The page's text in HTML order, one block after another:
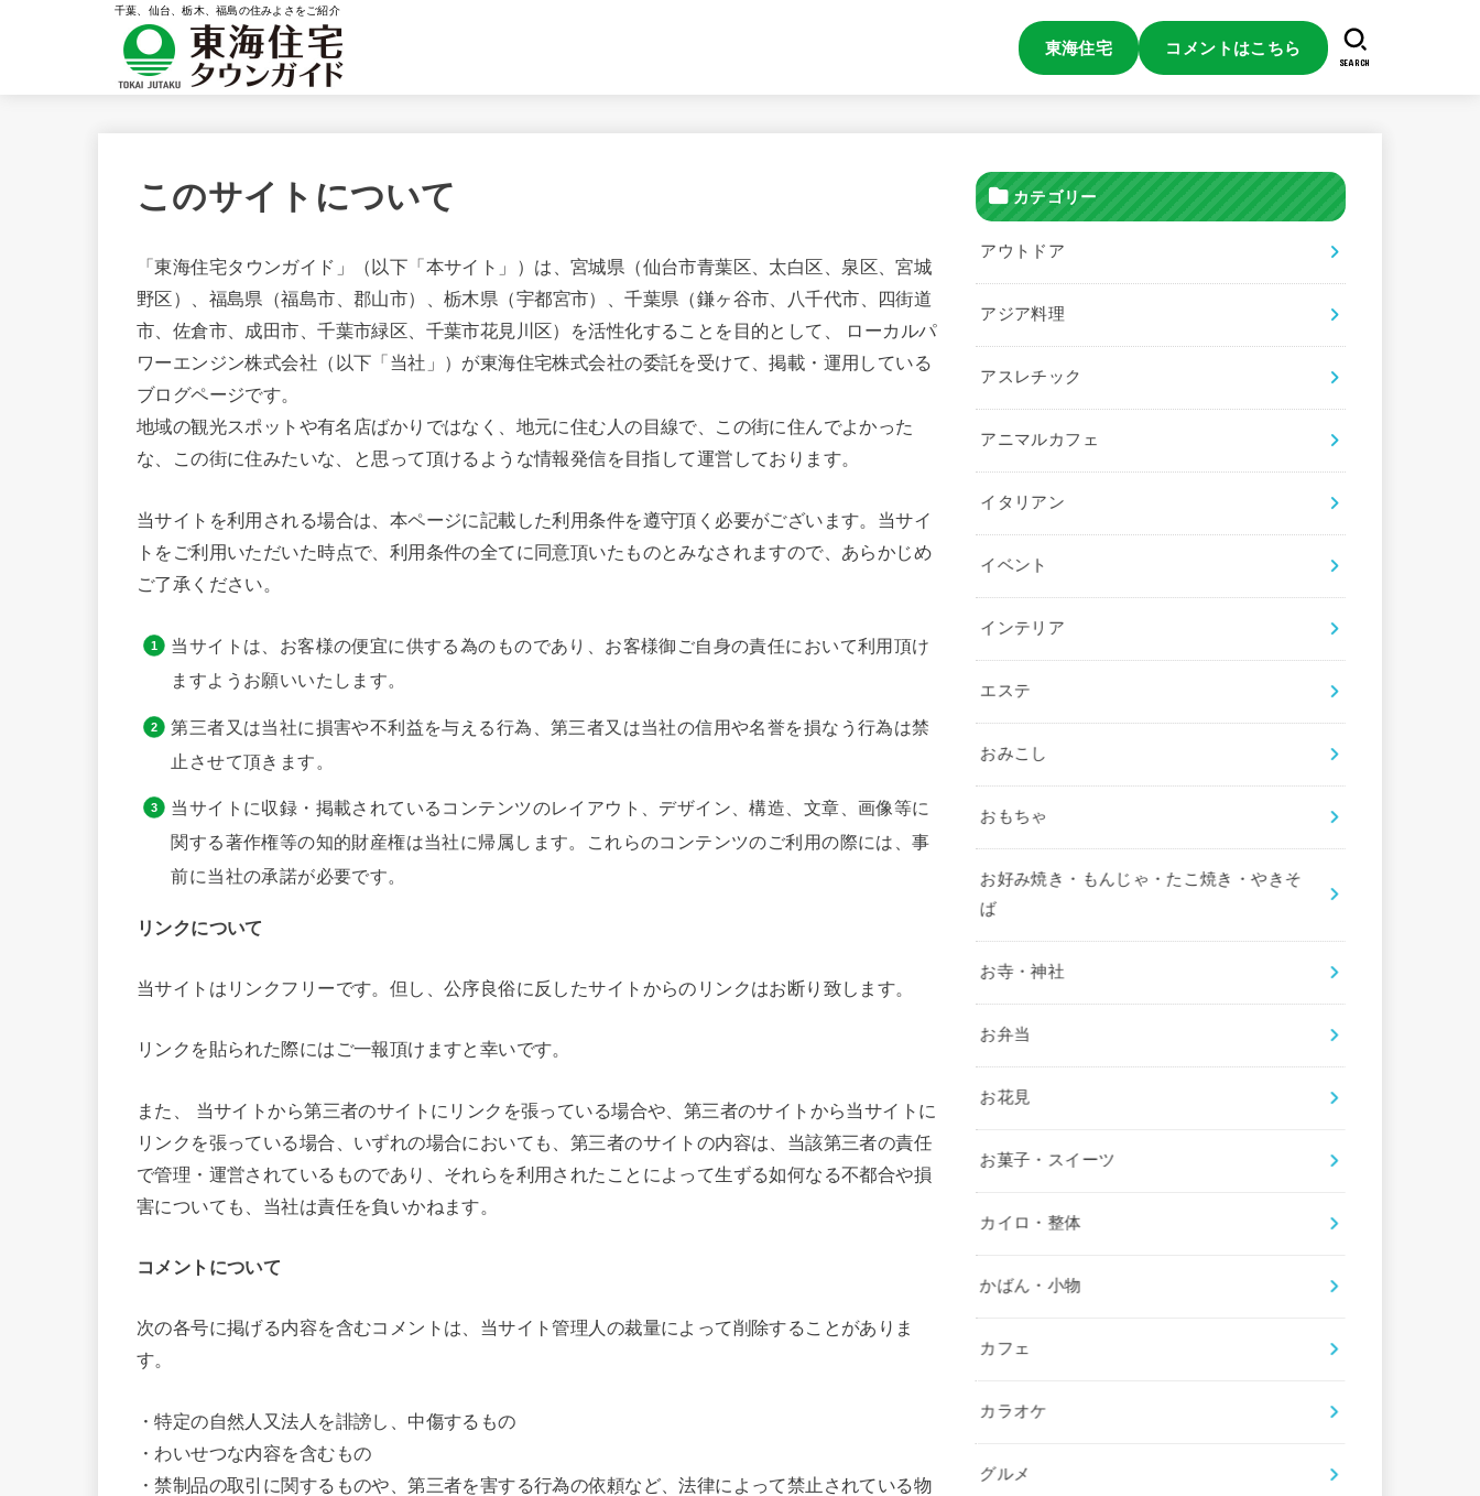
千葉、仙台、栃木、福島の住みよさをご紹介
東海住宅 コメントはこちら
SEARCH
このサイトについて
「東海住宅タウンガイド」（以下「本サイト」）は、宮城県（仙台市青葉区、太白区、泉区、宮城
野区）、福島県（福島市、郡山市）、栃木県（宇都宮市）、千葉県（鎌ヶ谷市、八千代市、四街道
市、佐倉市、成田市、千葉市緑区、千葉市花見川区）を活性化することを目的として、 ローカルパ
ワーエンジン株式会社（以下「当社」）が東海住宅株式会社の委託を受けて、掲載・運用している
ブログページです。
地域の観光スポットや有名店ばかりではなく、地元に住む人の目線で、この街に住んでよかった
な、この街に住みたいな、と思って頂けるような情報発信を目指して運営しております。
当サイトを利用される場合は、本ページに記載した利用条件を遵守頂く必要がございます。当サイ
トをご利用いただいた時点で、利用条件の全てに同意頂いたものとみなされますので、あらかじめ
ご了承ください。
当サイトは、お客様の便宜に供する為のものであり、お客様御ご自身の責任において利用頂け
ますようお願いいたします。
第三者又は当社に損害や不利益を与える行為、第三者又は当社の信用や名誉を損なう行為は禁
止させて頂きます。
当サイトに収録・掲載されているコンテンツのレイアウト、デザイン、構造、文章、画像等に
関する著作権等の知的財産権は当社に帰属します。これらのコンテンツのご利用の際には、事
前に当社の承諾が必要です。
リンクについて
当サイトはリンクフリーです。但し、公序良俗に反したサイトからのリンクはお断り致します。
リンクを貼られた際にはご一報頂けますと幸いです。
また、 当サイトから第三者のサイトにリンクを張っている場合や、第三者のサイトから当サイトに
リンクを張っている場合、いずれの場合においても、第三者のサイトの内容は、当該第三者の責任
で管理・運営されているものであり、それらを利用されたことによって生ずる如何なる不都合や損
害についても、当社は責任を負いかねます。
コメントについて
次の各号に掲げる内容を含むコメントは、当サイト管理人の裁量によって削除することがありま
す。
・特定の自然人又法人を誹謗し、中傷するもの
・わいせつな内容を含むもの
・禁制品の取引に関するものや、第三者を害する行為の依頼など、法律によって禁止されている物
カテゴリー
アウトドア
アジア料理
アスレチック
アニマルカフェ
イタリアン
イベント
インテリア
エステ
おみこし
おもちゃ
お好み焼き・もんじゃ・たこ焼き・やきそ
ば
お寺・神社
お弁当
お花見
お菓子・スイーツ
カイロ・整体
かばん・小物
カフェ
カラオケ
グルメ